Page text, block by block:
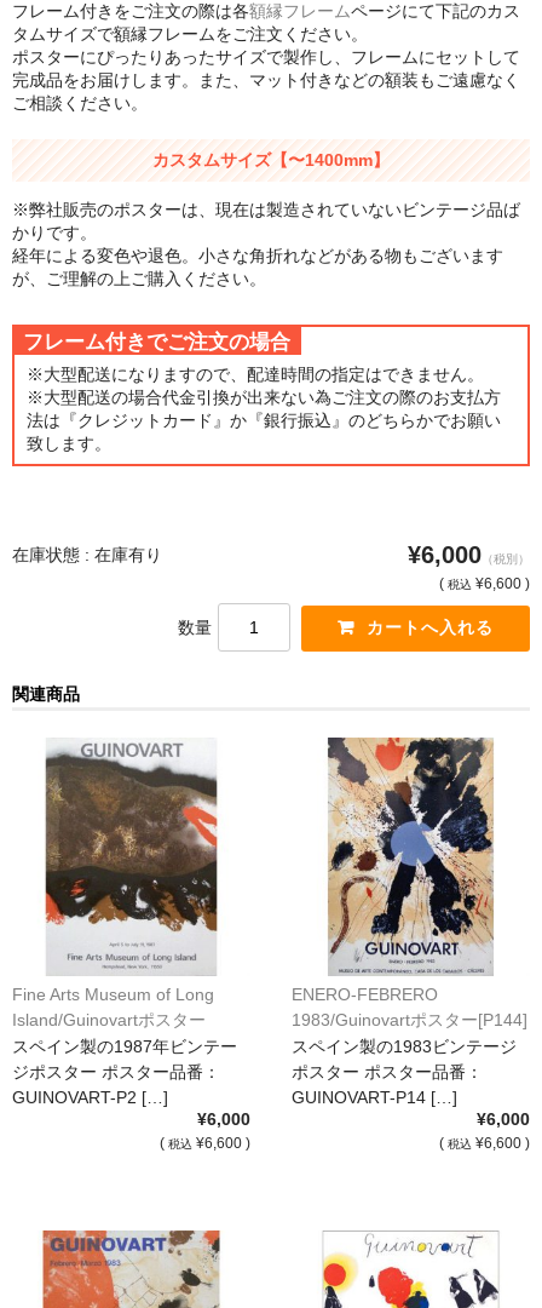
エンゾ・マーリ【Enzo Mari】
ダネーゼ【DANESE MILANO】
フォトアートポスター
アンディ・ウォーホル
Folon
olivetti
猫・ねこ・ネコ
額装品
額装品一覧
フランス製モノクロフォト額装
お買物ガイド
額縁の仕様
支払方法・送料・納期
よくあるご質問
FAX専用ご注文用紙
お問い合わせフォーム
メンバー
For overseas customers
会社案内
フレーム付きをご注文の際は各額縁フレームページにて下記のカス
タムサイズで額縁フレームをご注文ください。
ポスターにぴったりあったサイズで製作し、フレームにセットして
完成品をお届けします。また、マット付きなどの額装もご遠慮なく
ご相談ください。
カスタムサイズ【〜1400mm】
※弊社販売のポスターは、現在は製造されていないビンテージ品ば
かりです。
経年による変色や退色。小さな角折れなどがある物もございます
が、ご理解の上ご購入ください。
フレーム付きでご注文の場合
※大型配送になりますので、配達時間の指定はできません。
※大型配送の場合代金引換が出来ない為ご注文の際のお支払方
法は『クレジットカード』か『銀行振込』のどちらかでお願い
致します。
在庫状態 : 在庫有り ¥6,000 （税別）
( 税込 ¥6,600 )
数量
関連商品
Fine Arts Museum of Long
Island/Guinovartポスター
[P200]
スペイン製の1987年ビンテー
ジポスター ポスター品番：
GUINOVART-P2 […]
¥6,000
( 税込 ¥6,600 )
ENERO-FEBRERO
1983/Guinovartポスター[P144]
スペイン製の1983ビンテージ
ポスター ポスター品番：
GUINOVART-P14 […]
¥6,000
( 税込 ¥6,600 )